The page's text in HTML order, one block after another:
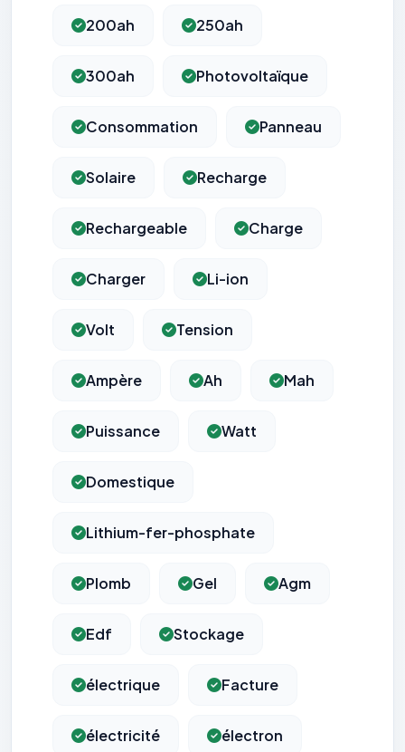
200ah 250ah
300ah Photovoltaïque
Consommation Panneau
Solaire Recharge
Rechargeable Charge
Charger Li-ion
Volt Tension
Ampère Ah Mah
Puissance Watt
Domestique
Lithium-fer-phosphate
Plomb Gel Agm
Edf Stockage
électrique Facture
électricité électron